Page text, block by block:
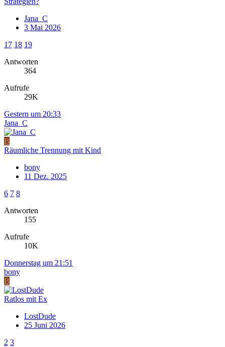
Jana_C
3 Mai 2026
17 18 19
Antworten
364
Aufrufe
29K
Gestern um 20:33
Jana_C
B
Räumliche Trennung mit Kind
bony
11 Dez. 2025
6 7 8
Antworten
155
Aufrufe
10K
Donnerstag um 21:51
bony
B
Ratlos mit Ex
LostDude
25 Juni 2026
2 3